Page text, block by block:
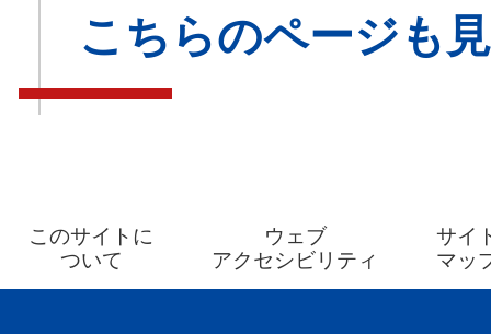
こちらのページも
このサイトに
ついて
ウェブ
アクセシビリティ
サイ
マッ